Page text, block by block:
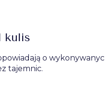
kulis
o
tajemnic.